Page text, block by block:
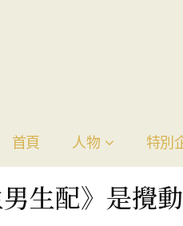
首頁 人物 特別
生配》是攪